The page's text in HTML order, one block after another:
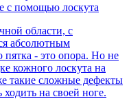
с помощью лоскута
области, с
абсолютным
- это опора. Но не
кожного лоскута на
такие сложные дефекты
на своей ноге.